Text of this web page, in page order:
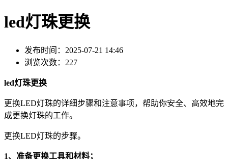
led灯珠更换
发布时间：2025-07-21 14:46
浏览次数：227
led灯珠更换
更换LED灯珠的详细步骤和注意事项，帮助你安全、高效地完
成更换灯珠的工作。
更换LED灯珠的步骤。
1、准备更换工具和材料；